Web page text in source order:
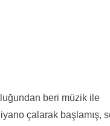
beri müzik ile
çalarak başlamış,